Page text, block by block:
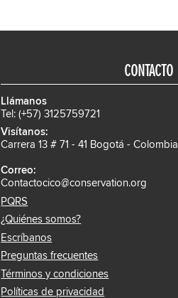
CONTACTO
Llámanos
Tel: (+57) 3125759721
Visítanos:
Carrera 13 # 71 - 41 Bogotá - Colombia
Correo:
Contactocico@conservation.org
PQRS
¿Quiénes somos?
Escríbanos
Preguntas frecuentes
Términos y condiciones
Políticas de privacidad